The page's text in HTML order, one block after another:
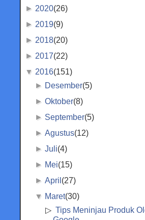
► 2020(26)
► 2019(9)
► 2018(20)
► 2017(22)
▼ 2016(151)
► Desember(5)
►Oktober(8)
► September(5)
►Agustus(12)
►Juli(4)
► Mei(15)
►April (27)
▼ Maret(30)
Tips Meninjau Produk